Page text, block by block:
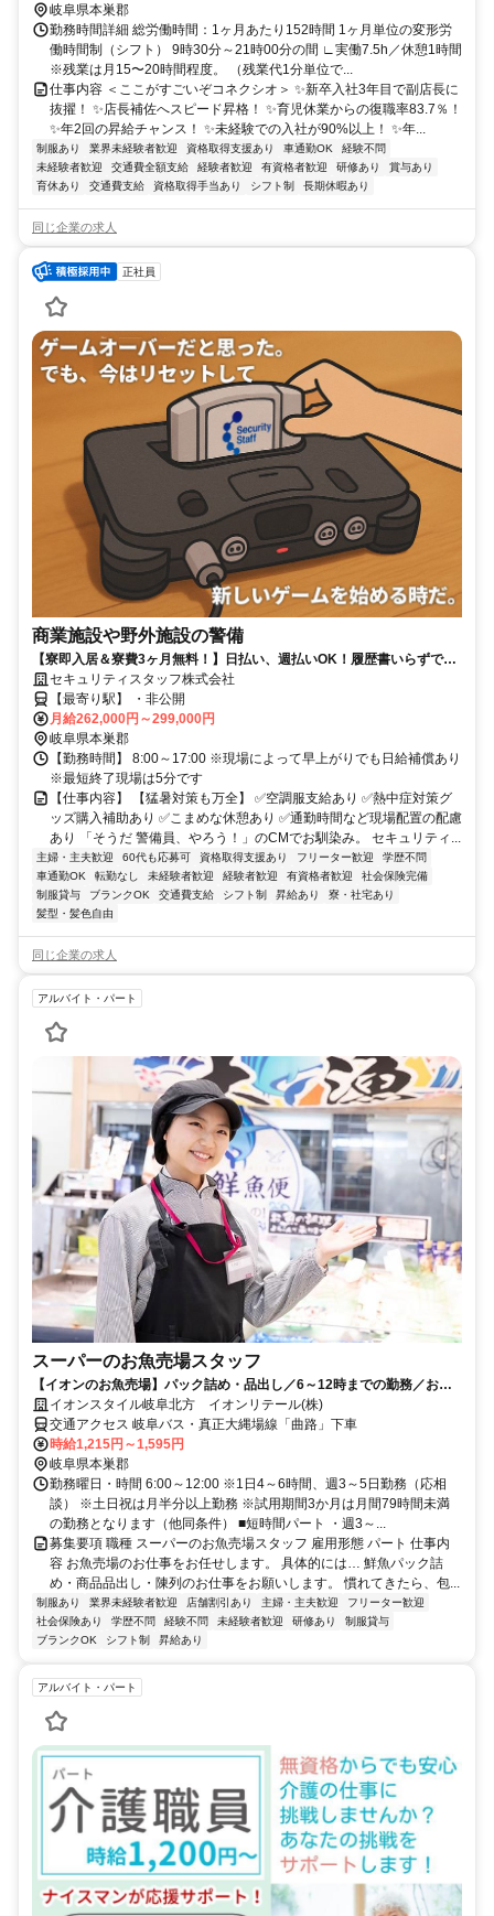
岐阜県本巣郡
勤務時間詳細 総労働時間：1ヶ月あたり152時間 1ヶ月単位の変形労
働時間制（シフト） 9時30分～21時00分の間 ∟実働7.5h／休憩1時間
※残業は月15〜20時間程度。 （残業代1分単位で...
仕事内容 ＜ここがすごいぞコネクシオ＞ ✨新卒入社3年目で副店長に
抜擢！ ✨店長補佐へスピード昇格！ ✨育児休業からの復職率83.7％！
✨年2回の昇給チャンス！ ✨未経験での入社が90%以上！ ✨年...
制服あり 業界未経験者歓迎 資格取得支援あり 車通勤OK
経験不問
未経験者歓迎
交通費全額支給 経験者歓迎 有資格者歓迎 研修あり
賞与あり
育休あり
交通費支給 資格取得手当あり シフト制 長期休暇あり
同じ企業の求人
正社員
商業施設や野外施設の警備
【寮即入居＆寮費3ヶ月無料！】日払い、週払いOK！履歴書いらずで採
用率99％で安定生活スタート！
セキュリティスタッフ株式会社
【最寄り駅】 ・非公開
月給262,000円～299,000円
岐阜県本巣郡
【勤務時間】 8:00～17:00 ※現場によって早上がりでも日給補償あり
※最短終了現場は5分です
【仕事内容】 【猛暑対策も万全】 ✅空調服支給あり ✅熱中症対策グ
ッズ購入補助あり ✅こまめな休憩あり ✅通勤時間など現場配置の配慮
あり 「そうだ 警備員、やろう！」のCMでお馴染み。 セキュリティ...
主婦・主夫歓迎 60代も応募可 資格取得支援あり フリーター歓迎
学歴不問
車通勤OK
転勤なし 未経験者歓迎 経験者歓迎 有資格者歓迎
社会保険完備
制服貸与
ブランクOK 交通費支給 シフト制 昇給あり
寮・社宅あり
髪型・髪色自由
同じ企業の求人
アルバイト・パート
スーパーのお魚売場スタッフ
【イオンのお魚売場】パック詰め・品出し／6～12時までの勤務／お魚
が捌けなくてもOK／未経験大歓迎
イオンスタイル岐阜北方 イオンリテール(株)
交通アクセス 岐阜バス・真正大縄場線「曲路」下車
時給1,215円～1,595円
岐阜県本巣郡
勤務曜日・時間 6:00～12:00 ※1日4～6時間、週3～5日勤務（応相
談） ※土日祝は月半分以上勤務 ※試用期間3か月は月間79時間未満
の勤務となります（他同条件） ■短時間パート ・週3～...
募集要項 職種 スーパーのお魚売場スタッフ 雇用形態 パート 仕事内
容 お魚売場のお仕事をお任せします。 具体的には… 鮮魚パック詰
め・商品品出し・陳列のお仕事をお願いします。 慣れてきたら、包...
制服あり 業界未経験者歓迎 店舗割引あり 主婦・主夫歓迎
フリーター歓迎
社会保険あり
学歴不問 経験不問 未経験者歓迎 研修あり
制服貸与
ブランクOK
シフト制 昇給あり
アルバイト・パート